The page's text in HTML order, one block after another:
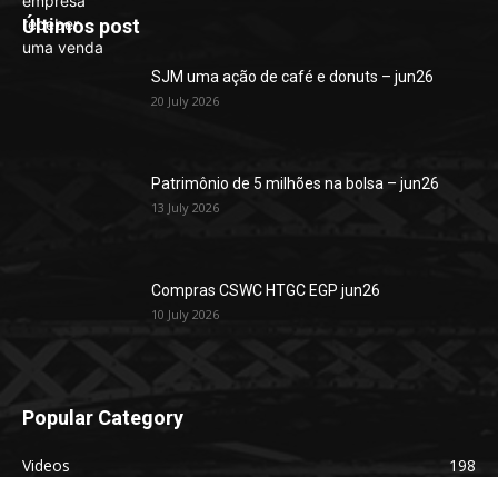
Últimos post
SJM uma ação de café e donuts – jun26
20 July 2026
Patrimônio de 5 milhões na bolsa – jun26
13 July 2026
Compras CSWC HTGC EGP jun26
10 July 2026
Popular Category
Videos
198